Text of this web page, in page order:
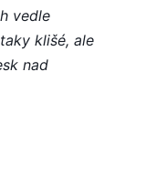
vedle
klišé, ale
nad